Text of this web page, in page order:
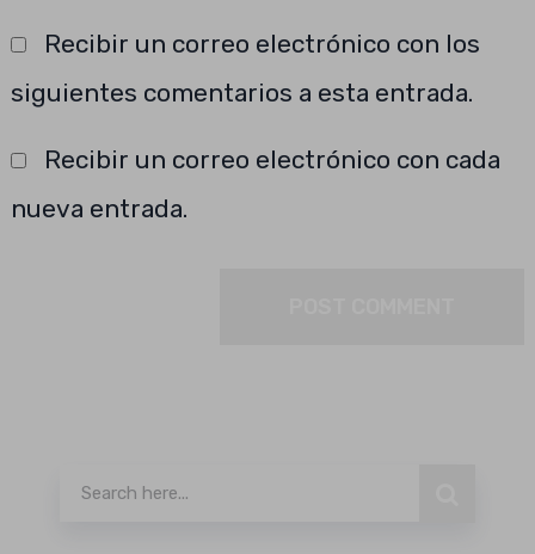
Recibir un correo electrónico con los
siguientes comentarios a esta entrada.
Recibir un correo electrónico con cada
nueva entrada.